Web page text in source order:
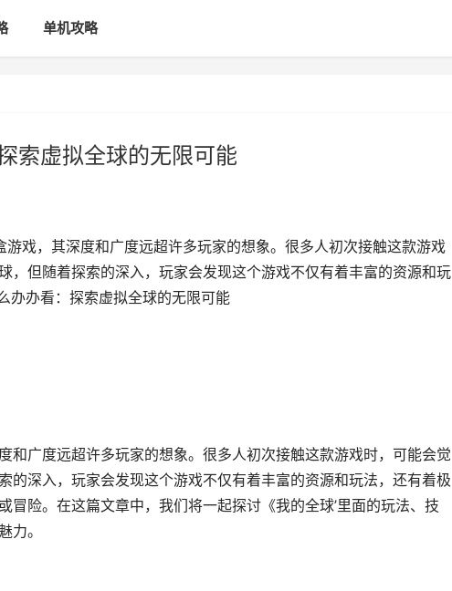
单机攻略
索虚拟全球的无限可能
戏，其深度和广度远超许多玩家的想象。很多人初次接触这款游戏
，但随着探索的深入，玩家会发现这个游戏不仅有着丰富的资源和玩
办办看：探索虚拟全球的无限可能
和广度远超许多玩家的想象。很多人初次接触这款游戏时，可能会觉
的深入，玩家会发现这个游戏不仅有着丰富的资源和玩法，还有着极
冒险。在这篇文章中，我们将一起探讨《我的全球’里面的玩法、技
力。